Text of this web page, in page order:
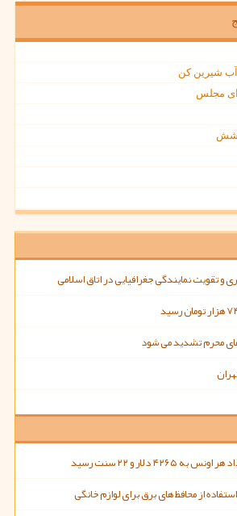
شیرین کن
مجلس
و تقویت نمایندگی جغرافیایی در اتاق اسلامی
محرم تشدید می شود
از محافظ های برق برای لوازم خانگی